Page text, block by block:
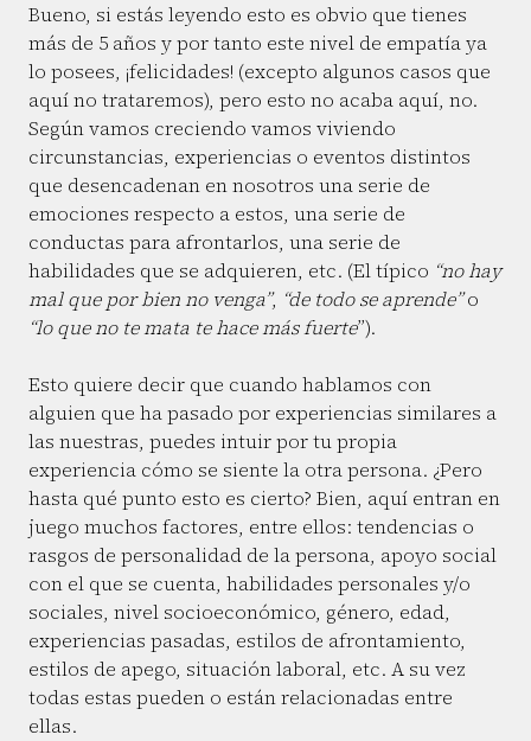
Bueno, si estás leyendo esto es obvio que tienes
más de 5 años y por tanto este nivel de empatía ya
lo posees, ¡felicidades! (excepto algunos casos que
aquí no trataremos), pero esto no acaba aquí, no.
Según vamos creciendo vamos viviendo
circunstancias, experiencias o eventos distintos
que desencadenan en nosotros una serie de
emociones respecto a estos, una serie de
conductas para afrontarlos, una serie de
habilidades que se adquieren, etc. (El típico “no hay
mal que por bien no venga”, “de todo se aprende”o
“lo que no te mata te hace más fuerte”).
Esto quiere decir que cuando hablamos con
alguien que ha pasado por experiencias similares a
las nuestras, puedes intuir por tu propia
experiencia cómo se siente la otra persona. ¿Pero
hasta qué punto esto es cierto? Bien, aquí entran en
juego muchos factores, entre ellos: tendencias o
rasgos de personalidad de la persona, apoyo social
con el que se cuenta, habilidades personales y/o
sociales, nivel socioeconómico, género, edad,
experiencias pasadas, estilos de afrontamiento,
estilos de apego, situación laboral, etc. A su vez
todas estas pueden o están relacionadas entre
ellas.